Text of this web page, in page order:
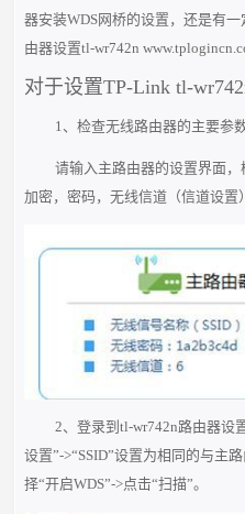
器安装WDS网桥的设置，还是有
由器设置tl-wr742n
对于设置TP-Link tl-
1、检查无线路由器的主要参
请输入主路由器的设置界面
加密，密码，无线信道（信道设置
2、登录到tl-wr742n路由器设
设置”->“SSID”设置为相同的与主
择“开启WDS”->点击“扫描”。